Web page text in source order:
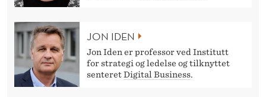
JON IDEN
Jon Iden er professor ved Institutt
for strategi og ledelse og tilknyttet
senteretDigital Business.